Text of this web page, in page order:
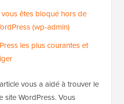
êtes bloqué hors de
(wp-admin)
les plus courantes et
vous a aidé à trouver le
site WordPress. Vous